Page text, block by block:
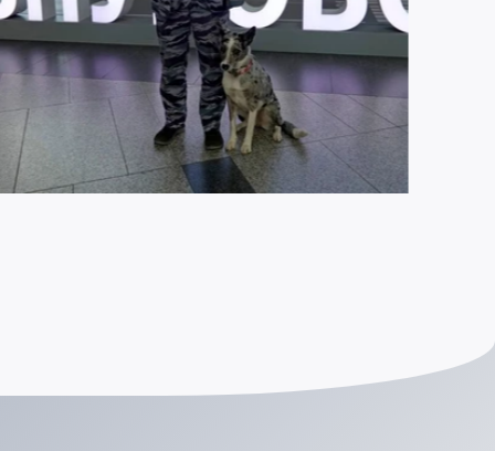
на совесть и верные напарники: как
Внуково обеспечивают безопасность